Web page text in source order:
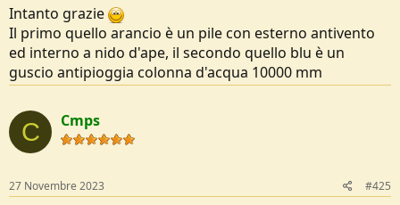
Intanto grazie
Il primo quello arancio è un pile con esterno antivento
ed interno a nido d'ape, il secondo quello blu è un
guscio antipioggia colonna d'acqua 10000 mm
C Cmps
27 Novembre 2023 #425